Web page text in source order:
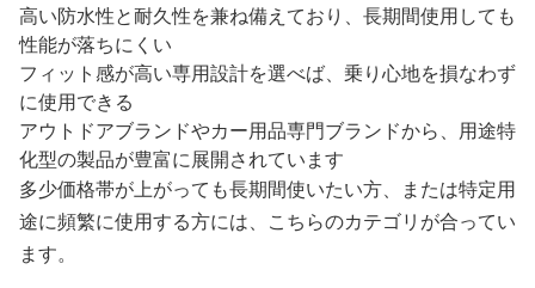
高い防水性と耐久性を兼ね備えており、長期間使用しても
性能が落ちにくい
フィット感が高い専用設計を選べば、乗り心地を損なわず
に使用できる
アウトドアブランドやカー用品専門ブランドから、用途特
化型の製品が豊富に展開されています
多少価格帯が上がっても長期間使いたい方、または特定用
途に頻繁に使用する方には、こちらのカテゴリが合ってい
ます。